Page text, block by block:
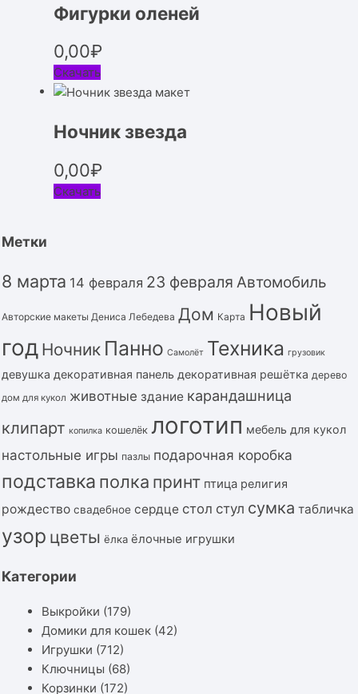
Фигурки оленей
0,00₽
Скачать
Ночник звезда
0,00₽
Скачать
Метки
8 марта 14 февраля 23 февраля Автомобиль
Авторские макеты Дениса Лебедева Дом Карта Новый
год Ночник Панно Самолёт Техника грузовик
девушка декоративная панель декоративная решётка дерево
дом для кукол животные здание карандашница
клипарт копилка кошелёк логотип мебель для кукол
настольные игры пазлы подарочная коробка
подставка полка принт птица религия
рождество свадебное сердце стол стул сумка табличка
узор цветы ёлка ёлочные игрушки
Категории
Выкройки (179)
Домики для кошек (42)
Игрушки (712)
Ключницы (68)
Корзинки (172)